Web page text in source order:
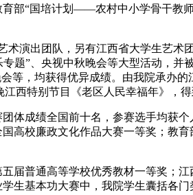
部“国培计划——农村中小学骨干教
演出团队，另有江西省大学生艺术
专题”、央视中秋晚会等大型活动，并
等，均获得优异成绩。由我院承办
西特别节目《老区人民幸福年》，得
体成绩全国前十名，参赛选手均获
高校廉政文化作品大赛一等奖；教
届普通高等学校优秀教材一等奖；
生基本功大赛中，我院学生囊括各门